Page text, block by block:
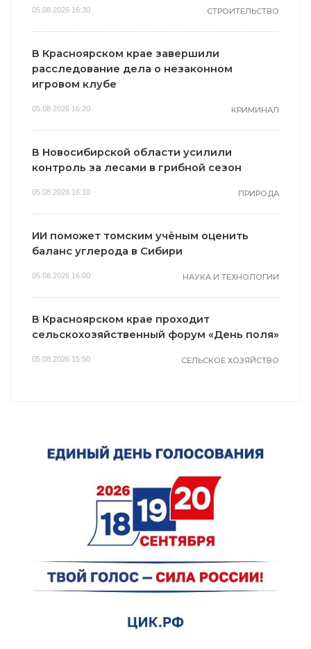
05.08.2026 16:30 СТРОИТЕЛЬСТВО
В Красноярском крае завершили
расследование дела о незаконном
игровом клубе
05.08.2026 16:20 КРИМИНАЛ
В Новосибирской области усилили
контроль за лесами в грибной сезон
05.08.2026 16:10 ПРИРОДА
ИИ поможет томским учёным оценить
баланс углерода в Сибири
05.08.2026 16:00 НАУКА И ТЕХНОЛОГИИ
В Красноярском крае проходит
сельскохозяйственный форум «День поля»
05.08.2026 15:50 СЕЛЬСКОЕ ХОЗЯЙСТВО